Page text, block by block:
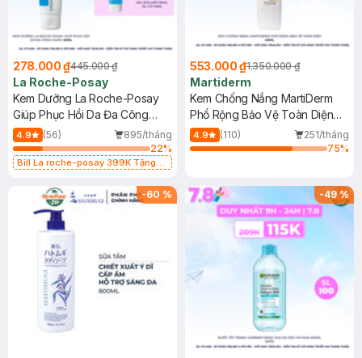
278.000 ₫445.000 ₫
La Roche-Posay
Kem Dưỡng La Roche-Posay
Giúp Phục Hồi Da Đa Công
Dụng 40ml
4.9 (56)
895/tháng
22%
Bill La roche-posay 399K Tặng
(SL có hạn)
553.000 ₫1.350.000 ₫
Martiderm
Kem Chống Nắng MartiDerm
Phổ Rộng Bảo Vệ Toàn Diện
40ml
4.9 (110)
251/tháng
75%
-60 % -49%